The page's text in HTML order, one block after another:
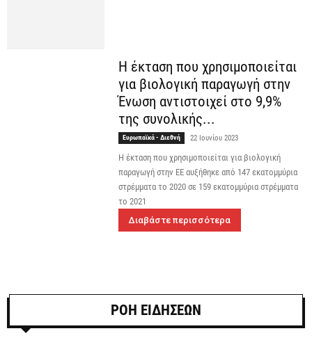
Η έκταση που χρησιμοποιείται
για βιολογική παραγωγή στην
Ένωση αντιστοιχεί στο 9,9%
της συνολικής...
Ευρωπαϊκά - Διεθνή 22 Ιουνίου 2023
Η έκταση που χρησιμοποιείται για βιολογική
παραγωγή στην ΕΕ αυξήθηκε από 147 εκατομμύρια
στρέμματα το 2020 σε 159 εκατομμύρια στρέμματα
το 2021
Διαβάστε περισσότερα
ΡΟΗ ΕΙΔΗΣΕΩΝ